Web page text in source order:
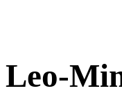
Leo-